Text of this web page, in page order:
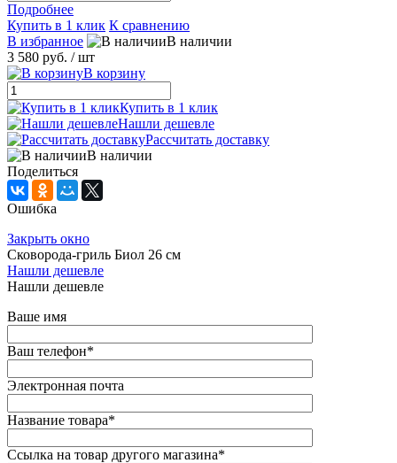
Подробнее
Купить в 1 клик К сравнению
В избранное
В наличии
3 580 руб. / шт
В корзину
Купить в 1 клик
Нашли дешевле
Рассчитать доставку
В наличии
Поделиться
Ошибка
Закрыть окно
Сковорода-гриль Биол 26 см
Нашли дешевле
Нашли дешевле
Ваше имя
Ваш телефон*
Электронная почта
Название товара*
Ссылка на товар другого магазина*